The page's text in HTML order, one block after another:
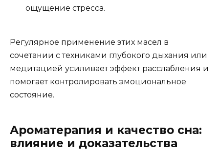
ощущение стресса.
Регулярное применение этих масел в
сочетании с техниками глубокого дыхания или
медитацией усиливает эффект расслабления и
помогает контролировать эмоциональное
состояние.
Ароматерапия и качество сна:
влияние и доказательства